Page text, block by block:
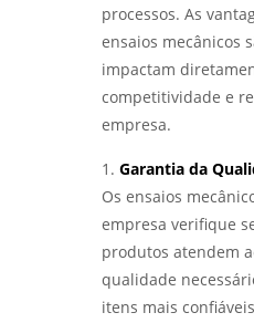
processos. As
ensaios mecânicos
impactam
competitividade e
empresa.
1. Garantia da
Os ensaios
empresa verifique
produtos atendem
qualidade
itens mais